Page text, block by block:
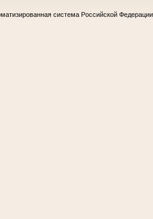
система Российской